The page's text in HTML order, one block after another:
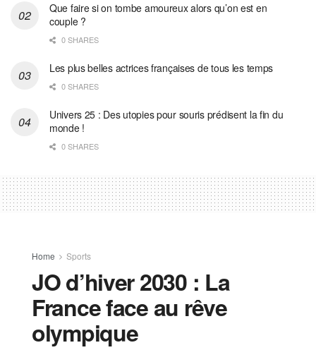
Que faire si on tombe amoureux alors qu’on est en
couple ?
0 SHARES
Les plus belles actrices françaises de tous les temps
0 SHARES
Univers 25 : Des utopies pour souris prédisent la fin du
monde !
0 SHARES
Home Sports
JO d’hiver 2030 : La
France face au rêve
olympique